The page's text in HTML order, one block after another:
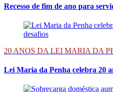
Recesso de fim de ano para
20 ANOS DA LEI MARIA DA
Lei Maria da Penha celebra 20